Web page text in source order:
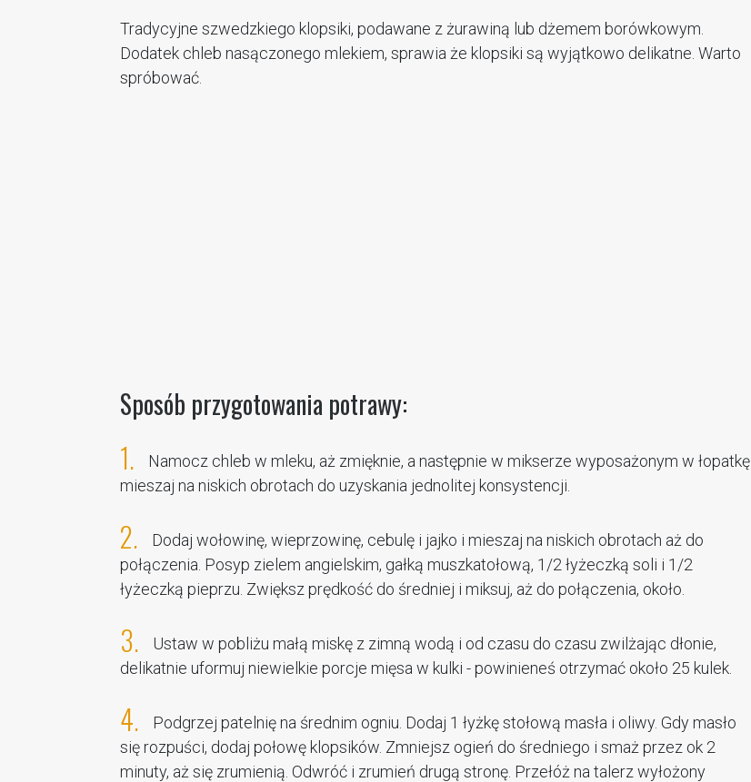
Tradycyjne szwedzkiego klopsiki, podawane z żurawiną lub dżemem borówkowym.
Dodatek chleb nasączonego mlekiem, sprawia że klopsiki są wyjątkowo delikatne. Warto
spróbować.
Sposób przygotowania potrawy:
1.
Namocz chleb w mleku, aż zmięknie, a następnie w mikserze wyposażonym w łopatkę
mieszaj na niskich obrotach do uzyskania jednolitej konsystencji.
2.
Dodaj wołowinę, wieprzowinę, cebulę i jajko i mieszaj na niskich obrotach aż do
połączenia. Posyp zielem angielskim, gałką muszkatołową, 1/2 łyżeczką soli i 1/2
łyżeczką pieprzu. Zwiększ prędkość do średniej i miksuj, aż do połączenia, około.
3.
Ustaw w pobliżu małą miskę z zimną wodą i od czasu do czasu zwilżając dłonie,
delikatnie uformuj niewielkie porcje mięsa w kulki - powinieneś otrzymać około 25 kulek.
4.
Podgrzej patelnię na średnim ogniu. Dodaj 1 łyżkę stołową masła i oliwy. Gdy masło
się rozpuści, dodaj połowę klopsików. Zmniejsz ogień do średniego i smaż przez ok 2
minuty, aż się zrumienią. Odwróć i zrumień drugą stronę. Przełóż na talerz wyłożony